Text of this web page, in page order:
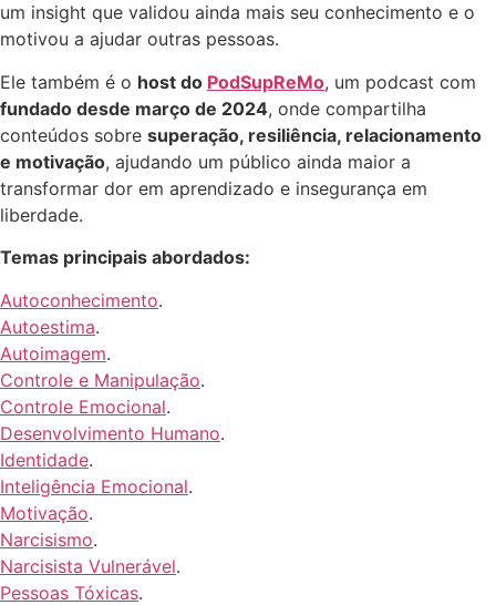
um insight que validou ainda mais seu conhecimento e o
motivou a ajudar outras pessoas.
Ele também é o host do PodSupReMo, um podcast com
fundado desde março de 2024, onde compartilha
conteúdos sobre superação, resiliência, relacionamento
e motivação, ajudando um público ainda maior a
transformar dor em aprendizado e insegurança em
liberdade.
Temas principais abordados:
Autoconhecimento.
Autoestima.
Autoimagem.
Controle e Manipulação.
Controle Emocional.
Desenvolvimento Humano.
Identidade.
Inteligência Emocional.
Motivação.
Narcisismo.
Narcisista Vulnerável.
Pessoas Tóxicas.